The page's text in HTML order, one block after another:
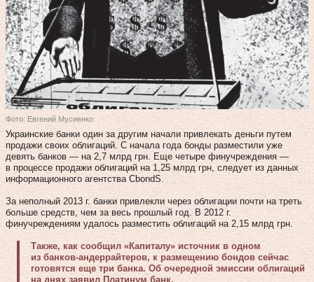
Фото: Евгений Мусиенко
Украинские банки один за другим начали привлекать деньги путем
продажи своих облигаций. С начала года бонды разместили уже
девять банков — на 2,7 млрд грн. Еще четыре финучреждения —
в процессе продажи облигаций на 1,25 млрд грн, следует из данных
информационного агентства CbondS.
За неполный 2013 г. банки привлекли через облигации почти на треть
больше средств, чем за весь прошлый год. В 2012 г.
финучреждениям удалось разместить облигаций на 2,15 млрд грн.
Также, как сообщил «Капиталу» источник в одном
из банков-андеррайтеров, к размещению бондов сейчас
готовятся еще три банка. Об очередной эмиссии облигаций
на днях заявил Платинум банк.